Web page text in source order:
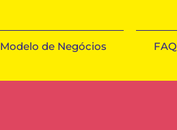
Modelo de Negócios FAQ